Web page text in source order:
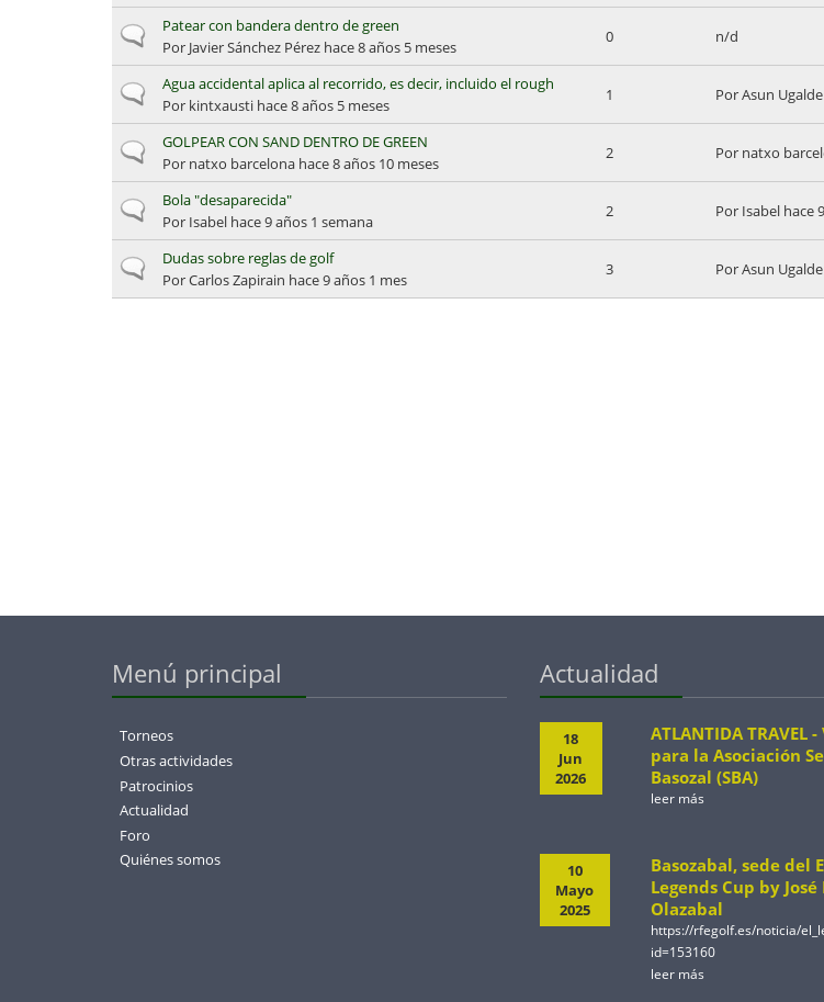
Discusión normal
Patear con bandera dentro de green
Por Javier Sánchez Pérezhace 8 años 5 meses
0 n/d
Discusión normal
Agua accidental aplica al recorrido, es decir, incluido el rough
Por kintxaustihace 8 años 5 meses
1 PorAsun
Discusión normal
GOLPEAR CON SAND DENTRO DE GREEN
Por natxo barcelonahace 8 años 10 meses
2 Por natxo
Discusión normal
Bola "desaparecida"
Por Isabelhace 9 años 1 semana
2 Por Isabelhace
Discusión normal
Dudas sobre reglas de golf
PorCarlos Zapirain hace 9 años 1 mes
3 PorAsun
Menú principal
Torneos
Otras actividades
Patrocinios
Actualidad
Foro
Quiénes somos
Actualidad
18
Jun
2026
ATLANTIDA TRAVEL
para la Asociación
Basozal (SBA)
leer más
10
Mayo
2025
Basozabal, sede del
Legends Cup by
Olazabal
https://rfegolf.es/noticia/
id=153160
leer más